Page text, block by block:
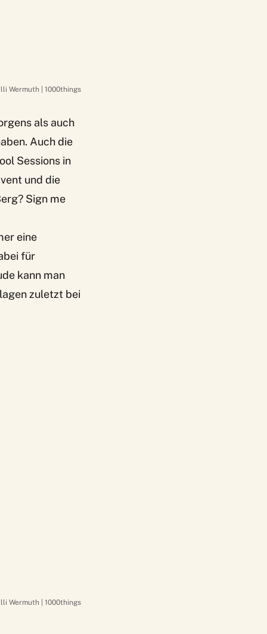
Wermuth | 1000things
als auch
Auch die
Sessions in
und die
Sign me
eine
für
kann man
zuletzt bei
Wermuth | 1000things